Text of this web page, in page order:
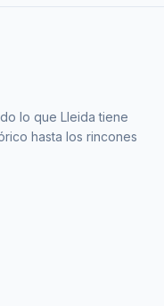
lo que Lleida tiene
hasta los rincones